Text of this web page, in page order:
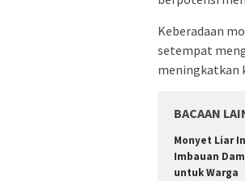
Keberadaan
setempat
meningkatkan
BACAAN
Monyet Liar
Imbauan
untuk Warga